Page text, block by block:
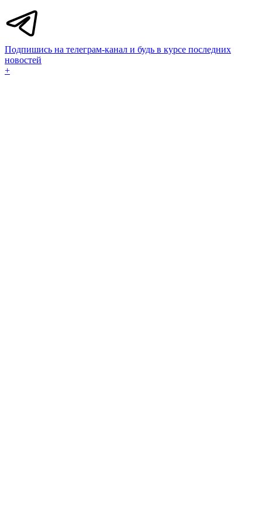
Подпишись на телеграм-канал и будь в курсе последних
новостей
+